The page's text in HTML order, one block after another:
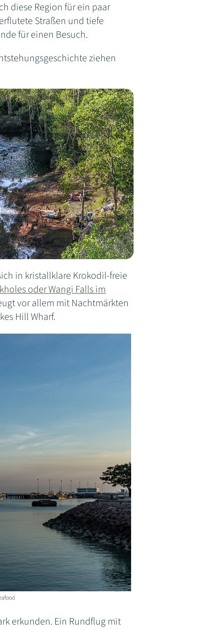
diese Region für ein paar
Straßen und tiefe
für einen Besuch.
ziehen
in kristallklare Krokodil-freie
oder Wangi Falls im
vor allem mit Nachtmärkten
Hill Wharf.
erkunden. Ein Rundflug mit